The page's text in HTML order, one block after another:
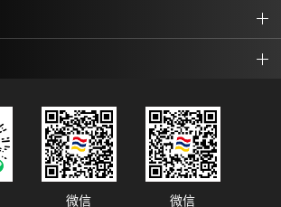
微信 微信